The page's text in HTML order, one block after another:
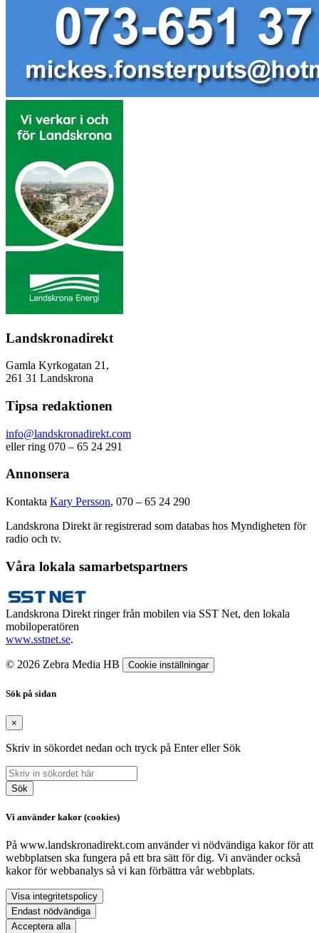
Landskronadirekt
Gamla Kyrkogatan 21,
261 31 Landskrona
Tipsa redaktionen
info@landskronadirekt.com
eller ring 070 – 65 24 291
Annonsera
Kontakta Kary Persson, 070 – 65 24 290
Landskrona Direkt är registrerad som databas hos Myndigheten för
radio och tv.
Våra lokala samarbetspartners
Landskrona Direkt ringer från mobilen via SST Net, den lokala
mobiloperatören
www.sstnet.se.
© 2026 Zebra Media HB Cookie inställningar
Sök på sidan
×
Skriv in sökordet nedan och tryck på Enter eller Sök
Sök
Vi använder kakor (cookies)
På www.landskronadirekt.com använder vi nödvändiga kakor för att
webbplatsen ska fungera på ett bra sätt för dig. Vi använder också
kakor för webbanalys så vi kan förbättra vår webbplats.
Visa integritetspolicy
Endast nödvändiga
Acceptera alla